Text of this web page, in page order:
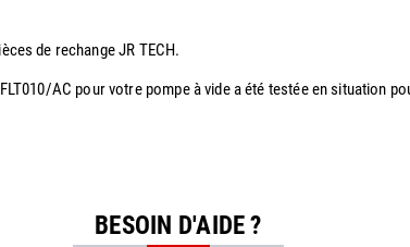
de rechange JR TECH.
AC pour votre pompe à vide a été testée en situation
BESOIN D'AIDE ?